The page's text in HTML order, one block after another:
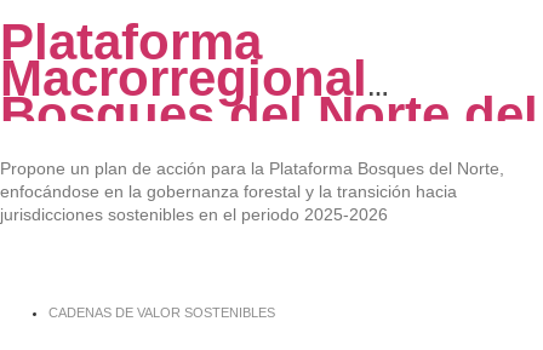
Plataforma
Macrorregional
Bosques del Norte del
Perú: Plan de Acción
2025-2026
Propone un plan de acción para la Plataforma Bosques del Norte,
enfocándose en la gobernanza forestal y la transición hacia
jurisdicciones sostenibles en el periodo 2025-2026
CADENAS DE VALOR SOSTENIBLES